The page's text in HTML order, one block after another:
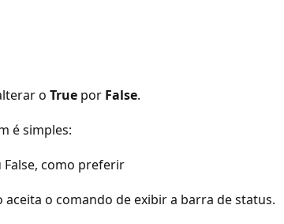
o True por False.
é simples:
False, como preferir
o comando de exibir a barra de status.